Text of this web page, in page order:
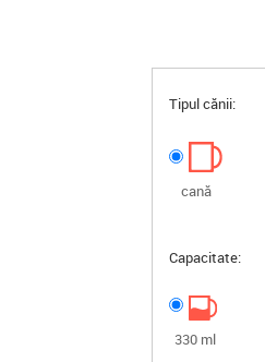
Tipul cănii:
cană
Capacitate:
330 ml